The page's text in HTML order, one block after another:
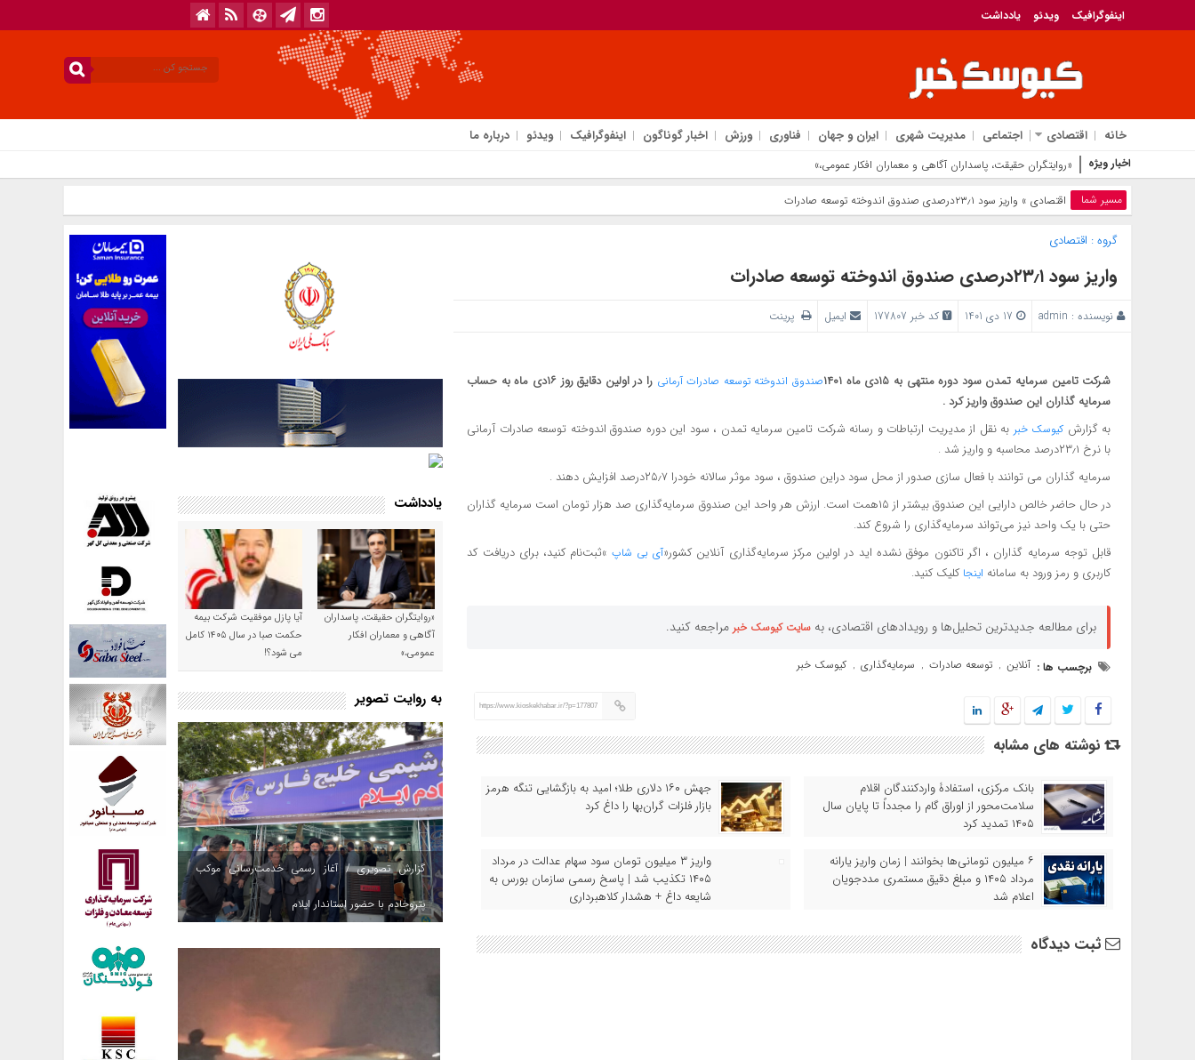
اینفوگرافیک ویدئو یادداشت
خانه اقتصادی اجتماعی مدیریت شهری ایران و جهان فناوری ورزش اخبار گوناگون اینفوگرافیک ویدئو درباره ما
اخبار ویژه «روایتگران حقیقت، پاسداران آگاهی و معماران افکار عمومی،»
مسیر شما اقتصادی » واریز سود ۲۳٫۱درصدی صندوق اندوخته توسعه صادرات
گروه : اقتصادی
واریز سود ۲۳٫۱درصدی صندوق اندوخته توسعه صادرات
نویسنده : admin کد خبر 177807 ایمیل پرینت
شرکت تامین سرمایه تمدن سود دوره منتهی به ۱۵دی ماه ۱۴۰۱ صندوق اندوخته توسعه صادرات آرمانی
را در اولین دقایق روز ۱۶دی ماه به حساب
سرمایه گذاران این صندوق واریز کرد .
به گزارش کیوسک خبر به نقل از مدیریت ارتباطات و رسانه شرکت تامین سرمایه تمدن ، سود این دوره صندوق اندوخته توسعه صادرات آرمانی
با نرخ ۲۳٫۱درصد محاسبه و واریز شد .
سرمایه گذاران می توانند با فعال سازی صدور از محل سود دراین صندوق ، سود موثر سالانه خودرا ۲۵٫۷درصد افزایش دهند .
در حال حاضر خالص دارایی این صندوق بیشتر از ۱۵همت است. ارزش هر واحد این صندوق سرمایه‌گذاری صد هزار تومان است سرمایه گذاران
حتی با یک واحد نیز می‌تواند سرمایه‌گذاری را شروع کند.
قابل توجه سرمایه گذاران ، اگر تاکنون موفق نشده اید در اولین مرکز سرمایه‌گذاری آنلاین کشور«آی بی شاپ »ثبت‌نام کنید، برای دریافت کد
کاربری و رمز ورود به سامانه اینجاکلیک کنید.
برای مطالعه جدیدترین تحلیل‌ها و رویدادهای اقتصادی، به سایت کیوسک خبر مراجعه کنید.
برچسب ها : آنلاین , توسعه صادرات , سرمایه‌گذاری , کیوسک خبر
https://www.kioskekhabar.ir/?p=177807
نوشته های مشابه
بانک مرکزی، استفادۀ واردکنندگان اقلام
سلامت‌محور از اوراق گام را مجدداً تا پایان سال
۱۴۰۵ تمدید کرد
جهش ۱۶۰ دلاری طلا؛ امید به بازگشایی تنگه هرمز
بازار فلزات گران‌بها را داغ کرد
۶ میلیون تومانی‌ها بخوانند | زمان واریز یارانه
مرداد ۱۴۰۵ و مبلغ دقیق مستمری مددجویان
اعلام شد
واریز ۳ میلیون تومان سود سهام عدالت در مرداد
۱۴۰۵ تکذیب شد | پاسخ رسمی سازمان بورس به
شایعه داغ + هشدار کلاهبرداری
ثبت دیدگاه
یادداشت
«روایتگران حقیقت، پاسداران
آگاهی و معماران افکار
عمومی،»
آیا پازل موفقیت شرکت بیمه
حکمت صبا در سال ۱۴۰۵ کامل
می شود؟!
به روایت تصویر
گزارش تصویری / آغاز رسمی خدمت‌رسانی موکب
پتروخادم با حضور استاندار ایلام